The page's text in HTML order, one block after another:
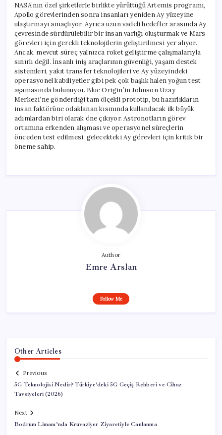
NASA’nın özel şirketlerle birlikte yürüttüğü Artemis programı,
Apollo görevlerinden sonra insanları yeniden Ay yüzeyine
ulaştırmayı amaçlıyor. Ayrıca uzun vadeli hedefler arasında Ay
çevresinde sürdürülebilir bir insan varlığı oluşturmak ve Mars
görevleri için gerekli teknolojilerin geliştirilmesi yer alıyor.
Ancak, mevcut süreç yalnızca roket geliştirme çalışmalarıyla
sınırlı değil. İnsanlı iniş araçlarının güvenliği, yaşam destek
sistemleri, yakıt transfer teknolojileri ve Ay yüzeyindeki
operasyonel kabiliyetler gibi pek çok başlık halen yoğun test
aşamasında bulunuyor. Blue Origin’in Johnson Uzay
Merkezi’ne gönderdiği tam ölçekli prototip, bu hazırlıkların
insan faktörüne odaklanan kısmında kullanılacak ilk büyük
adımlardan biri olarak öne çıkıyor. Astronotların görev
ortamına erkenden alışması ve operasyonel süreçlerin
önceden test edilmesi, gelecekteki Ay görevleri için kritik bir
öneme sahip.
Author
Emre Arslan
Follow Me
Other Articles
Previous
5G Teknolojisi Nedir? Türkiye’deki 5G Geçiş Rehberi ve Cihaz
Tavsiyeleri (2026)
Next
Bodrum Limanı’nda Kruvaziyer Ziyaretiyle Canlanma